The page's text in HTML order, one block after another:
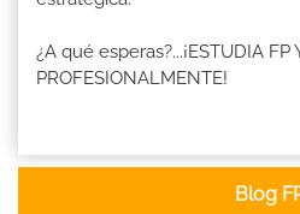
¿A qué esperas?...¡ESTUDIA FP
PROFESIONALMENTE!
Blog